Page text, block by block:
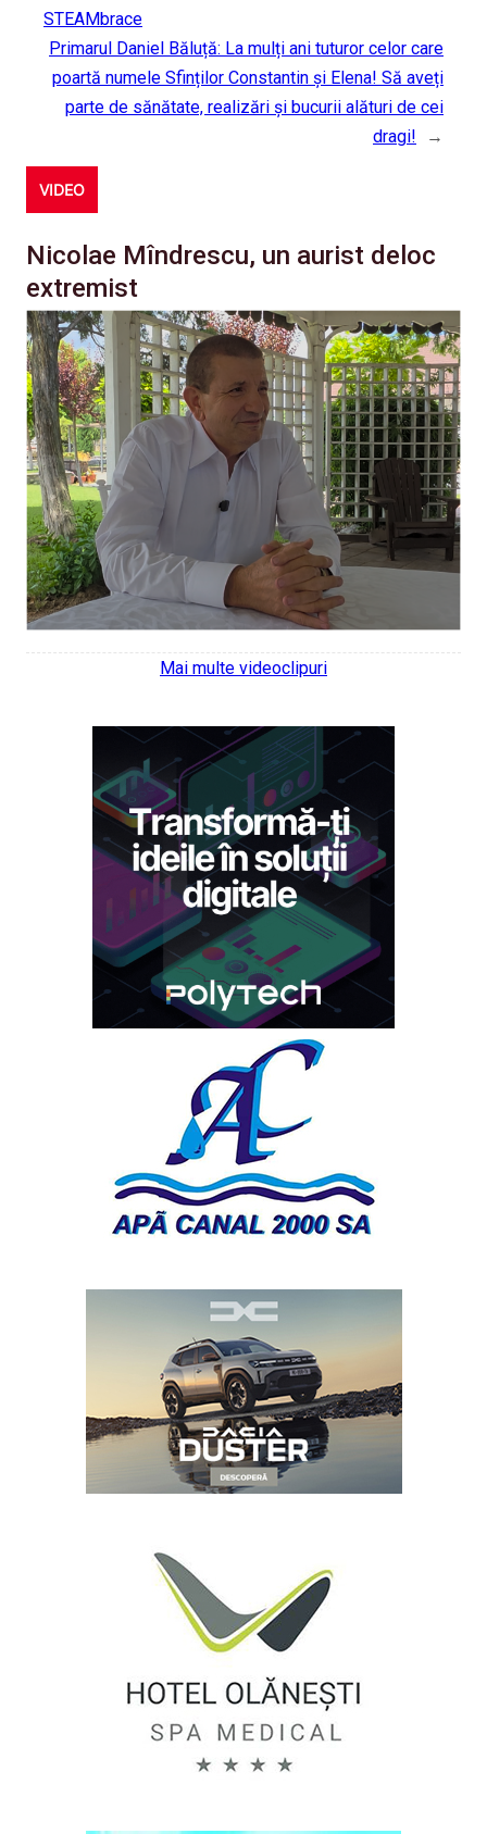
STEAMbrace
Primarul Daniel Băluță: La mulți ani tuturor celor care
poartă numele Sfinților Constantin și Elena! Să aveți
parte de sănătate, realizări și bucurii alături de cei
dragi!
→
VIDEO
Nicolae Mîndrescu, un aurist deloc
extremist
Mai multe videoclipuri